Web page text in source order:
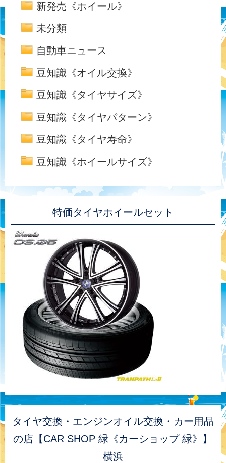
新発売《ホイール》
未分類
自動車ニュース
豆知識《オイル交換》
豆知識《タイヤサイズ》
豆知識《タイヤパターン》
豆知識《タイヤ寿命》
豆知識《ホイールサイズ》
特価タイヤホイールセット
タイヤ交換・エンジンオイル交換・カー用品
の店【CAR SHOP 緑《カーショップ 緑》】
横浜